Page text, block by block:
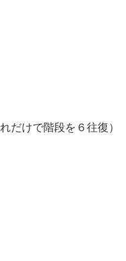
だけで階段を６往復）